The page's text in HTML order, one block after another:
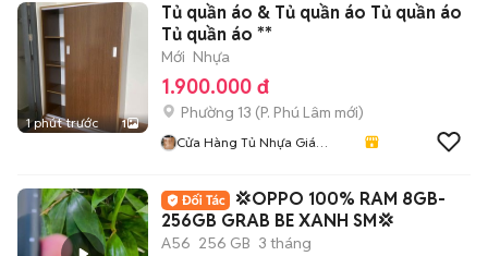
1 phút trước 1
Tủ quần áo & Tủ quần áo Tủ quần áo
Tủ quần áo **
Mới Nhựa
1.900.000 đ
Phường 13 (P. Phú Lâm mới)
Cửa Hàng Tủ Nhựa Giá
💢OPPO 100% RAM 8GB-
256GB GRAB BE XANH SM💢
A56 256 GB 3 tháng